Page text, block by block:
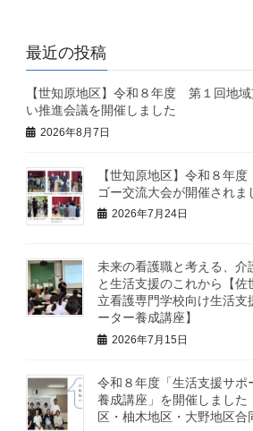
最近の投稿
【世知原地区】令和８年度 第１回地
い推進会議を開催しました
2026年8月7日
【世知原地区】令和８年
ゴー交流大会が開催されま
2026年7月24日
未来の看護職と考える、介
と生活支援のこれから【佐
立看護専門学校向け生活支
ーター養成講座】
2026年7月15日
令和８年度「生活支援サポ
養成講座」を開催しました
区・柚木地区・大野地区合